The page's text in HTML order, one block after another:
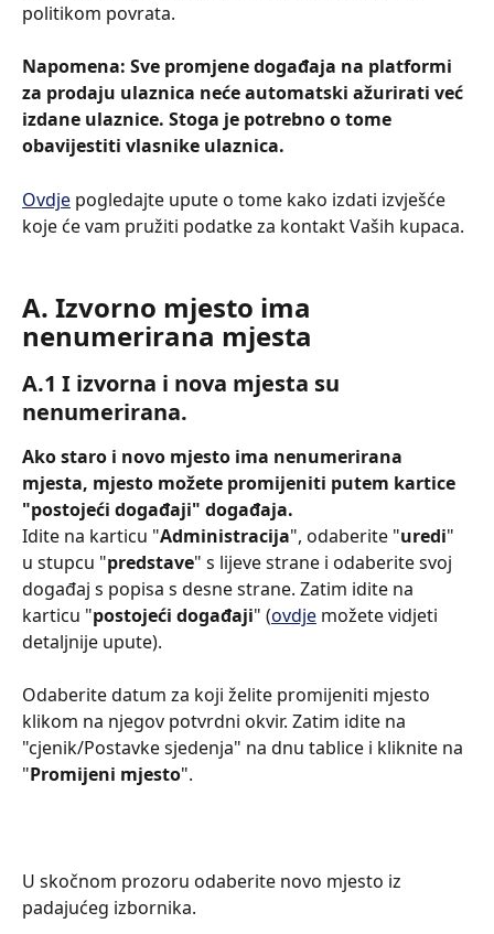
politikom povrata.
Napomena: Sve promjene događaja na platformi
za prodaju ulaznica neće automatski ažurirati već
izdane ulaznice. Stoga je potrebno o tome
obavijestiti vlasnike ulaznica.
Ovdje pogledajte upute o tome kako izdati izvješće
koje će vam pružiti podatke za kontakt Vaših kupaca.
Α. Izvorno mjesto ima
nenumerirana mjesta
Α.1 I izvorna i nova mjesta su
nenumerirana.
Ako staro i novo mjesto ima nenumerirana
mjesta, mjesto možete promijeniti putem kartice
"postojeći događaji" događaja.
Idite na karticu "Administracija", odaberite "uredi"
u stupcu "predstave" s lijeve strane i odaberite svoj
događaj s popisa s desne strane. Zatim idite na
karticu "postojeći događaji" (ovdje možete vidjeti
detaljnije upute).
Odaberite datum za koji želite promijeniti mjesto
klikom na njegov potvrdni okvir. Zatim idite na
"cjenik/Postavke sjedenja" na dnu tablice i kliknite na
"Promijeni mjesto".
U skočnom prozoru odaberite novo mjesto iz
padajućeg izbornika.